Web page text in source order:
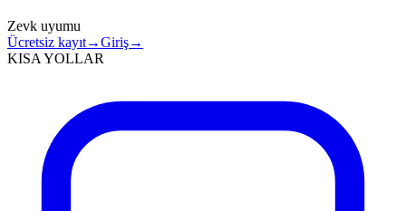
Zevk uyumu
Ücretsiz kayıt→Giriş→
KISA YOLLAR